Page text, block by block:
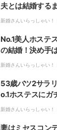
夫とは結婚する
繋いでない」
新婚さんいらっしゃい！
No.1美人ホステ
の結婚！決め手
新婚さんいらっしゃい！
53歳バツ2サラ
o.1ホステスにガ
後まさかの結婚
新婚さんいらっしゃい！
妻はミセスコン